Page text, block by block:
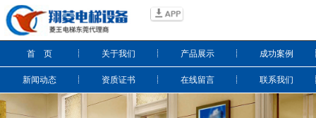
首 页 关于我们 产品展示 成功案例
新闻动态 资质证书 在线留言 联系我们
搜索